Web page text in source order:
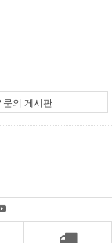
문의 게시판